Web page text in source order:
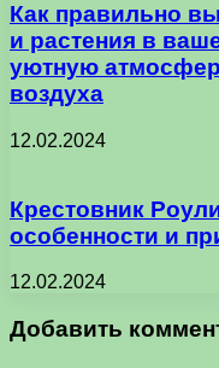
Как правильно
и растения в
уютную
воздуха
12.02.2024
Крестовник
особенности и
12.02.2024
Добавить